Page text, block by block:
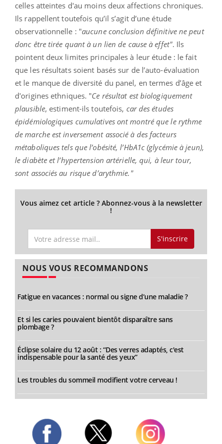
celles atteintes d'au moins deux affections chroniques.
Ils rappellent toutefois qu’il s’agit d’une étude
observationnelle : "aucune conclusion définitive ne peut
donc être tirée quant à un lien de cause à effet". Ils
pointent deux limites principales à leur étude : le fait
que les résultats soient basés sur de l’auto-évaluation
et le manque de diversité du panel, en termes d’âge et
d'origines ethniques. "Ce résultat est biologiquement
plausible, estiment-ils toutefois, car des études
épidémiologiques cumulatives ont montré que le rythme
de marche est inversement associé à des facteurs
métaboliques tels que l’obésité, l’HbA1c (glycémie à jeun),
le diabète et l’hypertension artérielle, qui, à leur tour,
sont associés au risque d’arythmie."
Vous aimez cet article ? Abonnez-vous à la newsletter
!
S'inscrire
NOUS VOUS RECOMMANDONS
Fatigue en vacances : normal ou signe d’une maladie ?
Et si les caries pouvaient bientôt disparaître sans
plombage ?
Éclipse solaire du 12 août : “Des verres adaptés, c'est
indispensable pour la santé des yeux”
Les troubles du sommeil modifient votre cerveau !